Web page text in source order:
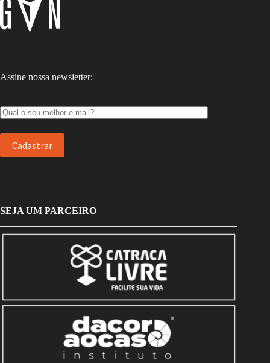
Assine nossa newsletter:
SEJA UM PARCEIRO